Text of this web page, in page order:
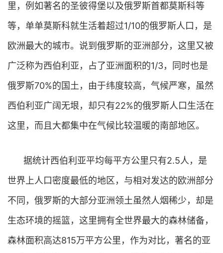
里，例如著名的圣彼得堡以及俄罗斯首都莫斯科等
等，单单莫斯科就生活着超过1/10的俄罗斯人口，是
欧洲最大的城市。说到俄罗斯的亚洲部分，这里又被
广泛称为西伯利亚，占了亚洲面积的1/3，同时也是
俄罗斯70%的国土，由于纬度较高，气候严寒，虽然
西伯利亚广阔无垠，却只有22%的俄罗斯人口生活在
这里，而且大都集中在气候比较温暖的南部地区。
据统计西伯利亚平均每平方公里只有2.5人，是
世界上人口密度最低的地区，与相对发达的欧洲部分
不同，俄罗斯的大部分亚洲领土虽然人烟稀少，却是
生态环境的摇篮，这里拥有全世界最大的森林储备，
森林面积高达815万平方公里，作为对比，著名的亚